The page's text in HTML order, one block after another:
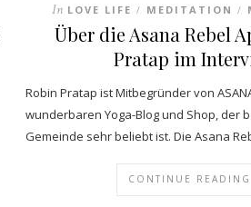
In LOVE LIFE / MEDITATION /
Über die Asana Rebel
Pratap im
Robin Pratap ist Mitbegründer von
wunderbaren Yoga-Blog und Shop, der
Gemeinde sehr beliebt ist. Die Asana
CONTINUE